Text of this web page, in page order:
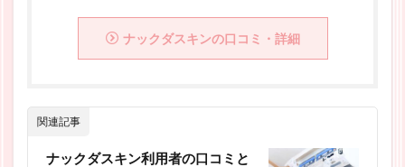
ナックダスキンの口コミ・詳細
関連記事
ナックダスキン利用者の口コミと